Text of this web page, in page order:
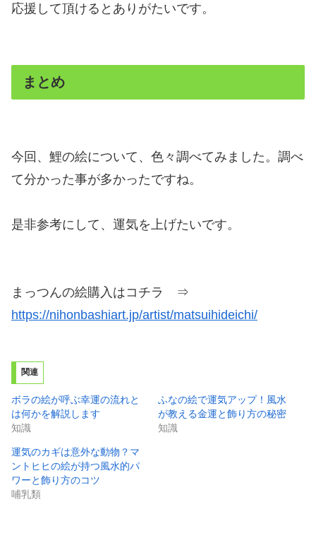
応援して頂けるとありがたいです。
まとめ
今回、鯉の絵について、色々調べてみました。調べ
て分かった事が多かったですね。
是非参考にして、運気を上げたいです。
まっつんの絵購入はコチラ ⇒
https://nihonbashiart.jp/artist/matsuihideichi/
関連
ボラの絵が呼ぶ幸運の流れと
は何かを解説します
知識
ふなの絵で運気アップ！風水
が教える金運と飾り方の秘密
知識
運気のカギは意外な動物？マ
ントヒヒの絵が持つ風水的パ
ワーと飾り方のコツ
哺乳類